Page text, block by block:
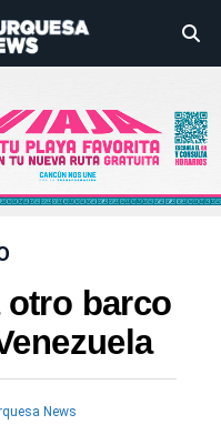
otro barco
News